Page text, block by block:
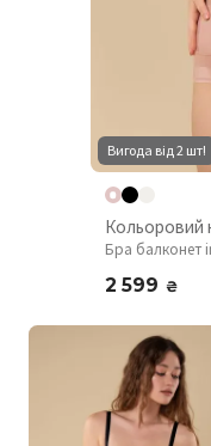
Вигода від 2 шт!
Кольоровий
Бра балконет
2 599 ₴